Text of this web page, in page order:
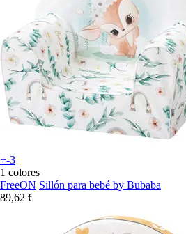
+-3
1 colores
FreeON Sillón para bebé by Bubaba
89,62 €